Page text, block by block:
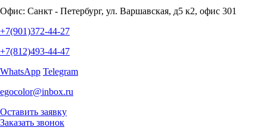
Офис: Санкт - Петербург, ул. Варшавская, д5 к2, офис 301
+7(901)372-44-27
+7(812)493-44-47
WhatsApp Telegram
egocolor@inbox.ru
Оставить заявку
Заказать звонок